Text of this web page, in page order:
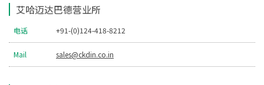
艾哈迈达巴德营业所
电话 +91-(0)124-418-8212
Mail sales@ckdin.co.in